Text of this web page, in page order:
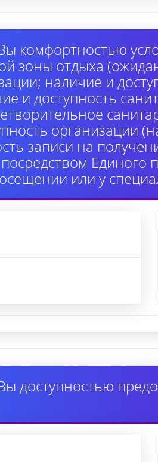
комфортностью
зоны отдыха
наличие и
и доступность
организации
записи на
или у
доступностью